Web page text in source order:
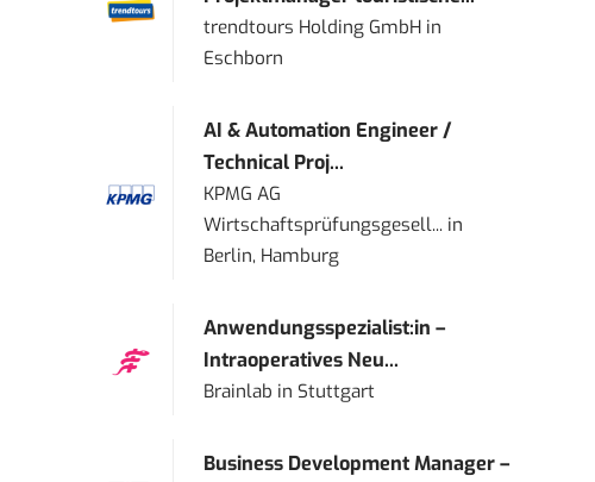
trendtours Holding GmbH in
Eschborn
AI & Automation Engineer /
Technical Proj...
KPMG AG
Wirtschaftsprüfungsgesell... in
Berlin, Hamburg
Anwendungsspezialist:in –
Intraoperatives Neu...
Brainlab in Stuttgart
Business Development Manager –